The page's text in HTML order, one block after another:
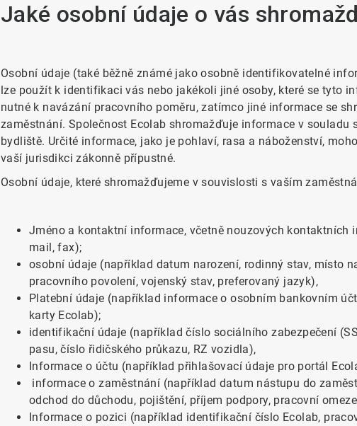
Jaké osobní údaje o vás
Osobní údaje (také běžně známé jako osobně identifikovatelné
lze použít k identifikaci vás nebo jakékoli jiné osoby, které se tyto
nutné k navázání pracovního poměru, zatímco jiné informace se
zaměstnání. Společnost Ecolab shromažďuje informace v souladu
bydliště. Určité informace, jako je pohlaví, rasa a náboženství,
vaší jurisdikci zákonně přípustné.
Osobní údaje, které shromažďujeme v souvislosti s vaším
Jméno a kontaktní informace, včetně nouzových kontaktních
mail, fax);
osobní údaje (například datum narození, rodinný stav, místo
pracovního povolení, vojenský stav, preferovaný jazyk),
Platební údaje (například informace o osobním bankovním
karty Ecolab);
identifikační údaje (například číslo sociálního zabezpečení
pasu, číslo řidičského průkazu, RZ vozidla),
Informace o účtu (například přihlašovací údaje pro portál
informace o zaměstnání (například datum nástupu do
odchod do důchodu, pojištění, příjem podpory, pracovní
Informace o pozici (například identifikační číslo Ecolab,